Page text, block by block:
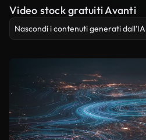
Video stock gratuiti Avanti
Nascondi i contenuti generati dall’IA